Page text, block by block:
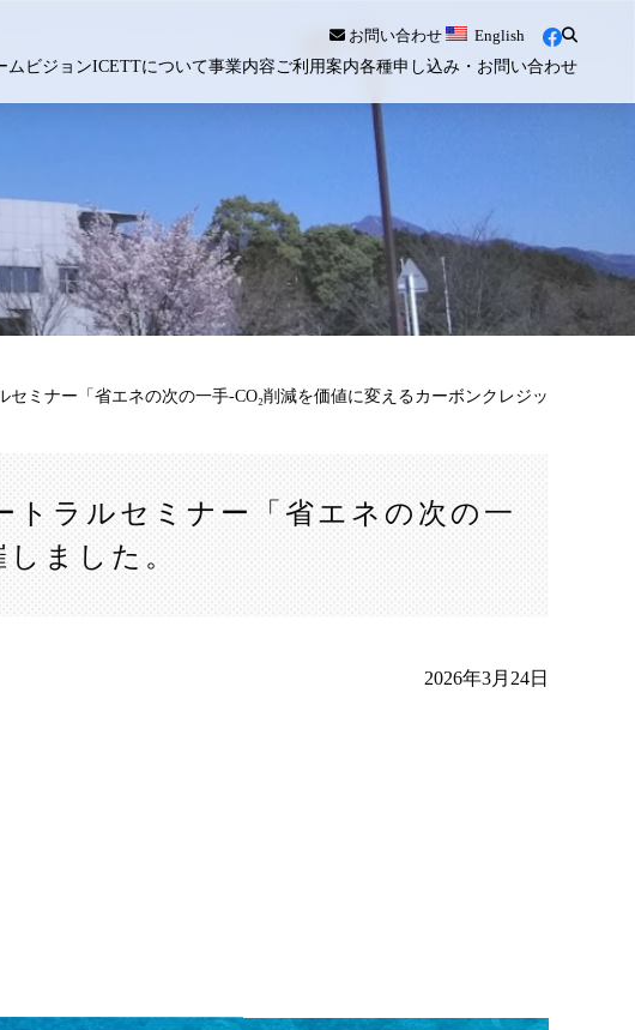
お問い合わせ
English
ム ビジョンICETTについて事業内容 ご利用案内各種申し込み・お問い合わせ
ミナー「省エネの次の一手-CO₂削減を価値に変えるカーボンクレジッ
ラルセミナー「省エネの次の一
ました。
2026年3月24日